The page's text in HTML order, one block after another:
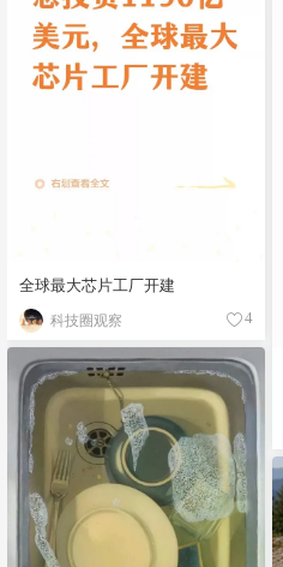
全球最大芯片工厂开建
科技圈观察 4